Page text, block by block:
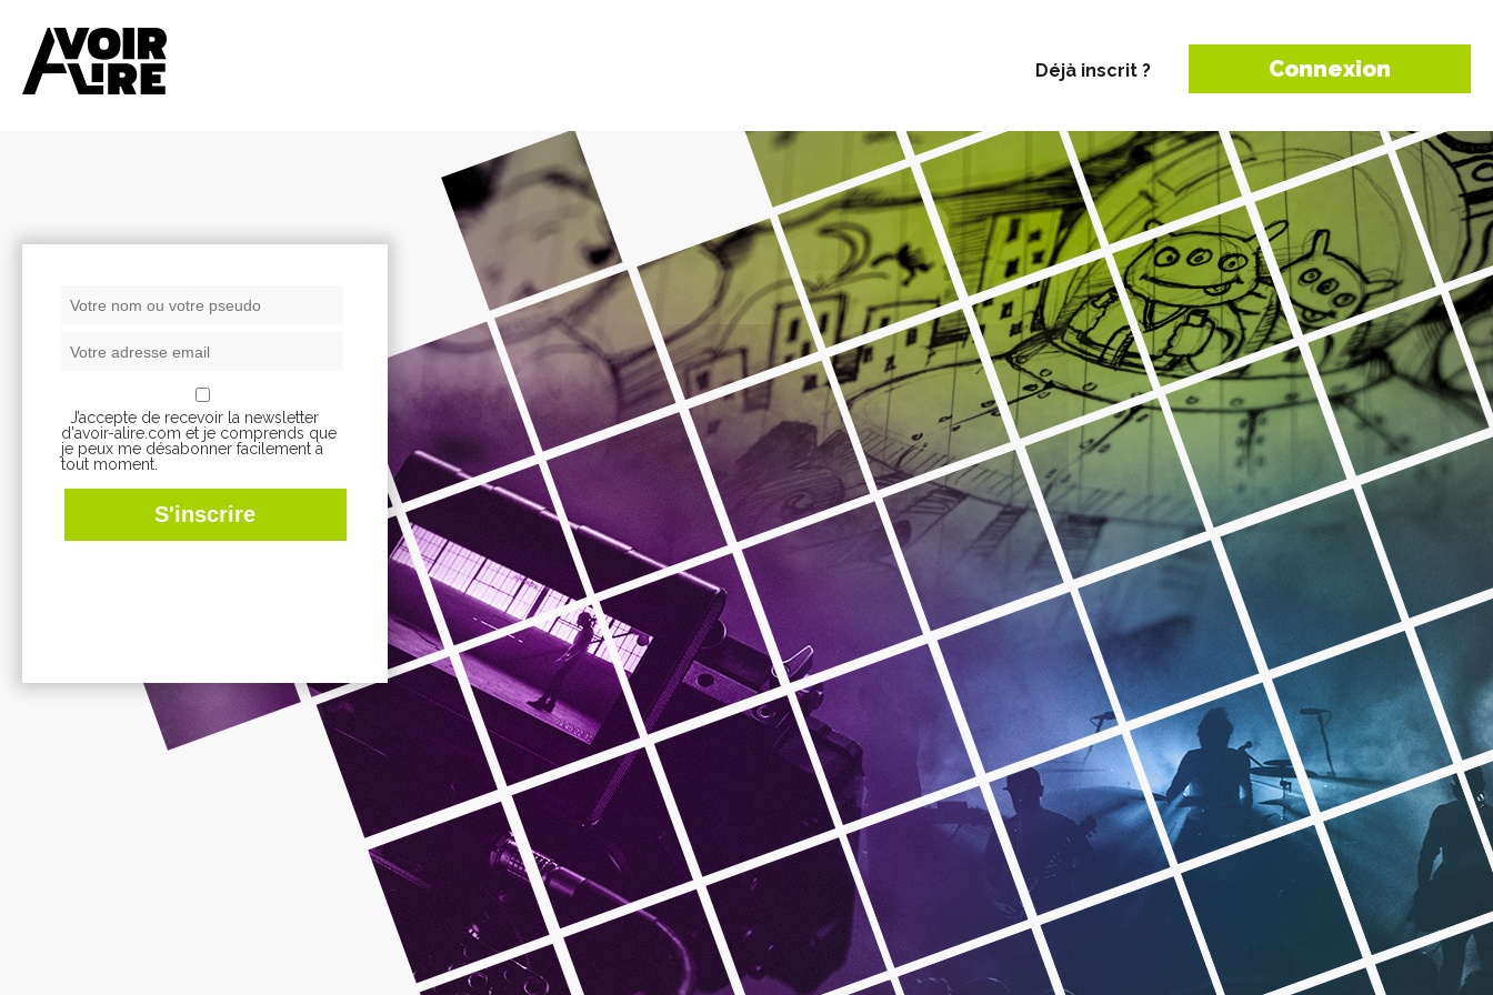
Déjà inscrit ? Connexion
J’accepte de recevoir la newsletter
d'avoir-alire.com et je comprends que
je peux me désabonner facilement à
tout moment.